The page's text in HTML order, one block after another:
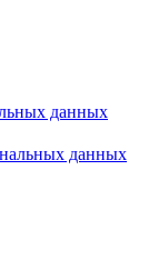
данных
данных